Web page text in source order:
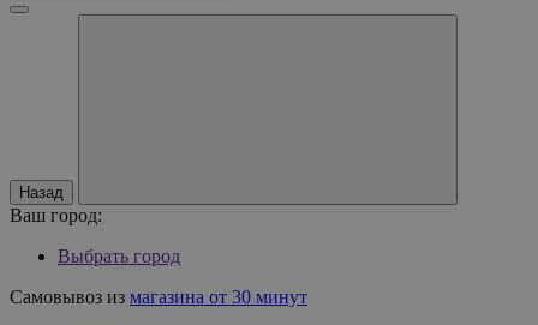
Назад
Ваш город:
Выбрать город
Самовывоз из магазина от 30 минут